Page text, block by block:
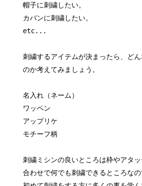
帽子に刺繍したい。
カバンに刺繍したい。
etc...
刺繍するアイテムが決まったら、ど
のか考えてみましょう。
名入れ（ネーム）
ワッペン
アップリケ
モチーフ柄
刺繍ミシンの良いところは枠やアタ
合わせで何でも刺繍できるところなの